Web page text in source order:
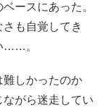
ースにあった。
も自覚してき
……。
難しかったのか
がら迷走してい